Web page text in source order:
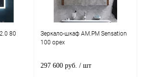
80
Зеркало-шкаф AM.PM Sensation
100 орех
297 600 руб. / шт